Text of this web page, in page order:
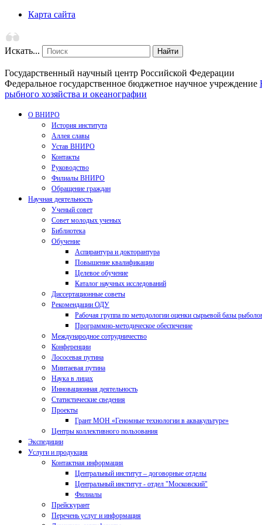
Карта сайта
Искать... Найти
Государственный научный центр Российской Федерации
Федеральное государственное бюджетное научное учреждение
рыбного хозяйства и океанографии
О ВНИРО
История института
Аллея славы
Устав ВНИРО
Контакты
Руководство
Филиалы ВНИРО
Обращение граждан
Научная деятельность
Ученый совет
Совет молодых ученых
Библиотека
Обучение
Аспирантура и докторантура
Повышение квалификации
Целевое обучение
Каталог научных исследований
Диссертационные советы
Рекомендации ОДУ
Рабочая группа по методологии оценки сырьевой базы
Программно-методическое обеспечение
Международное сотрудничество
Конференции
Лососевая путина
Минтаевая путина
Наука в лицах
Инновационная деятельность
Статистические сведения
Проекты
Грант МОН «Геномные технологии в аквакультуре»
Центры коллективного пользования
Экспедиции
Услуги и продукция
Контактная информация
Центральный институт – договорные отделы
Центральный институт - отдел "Московский"
Филиалы
Прейскурант
Перечень услуг и информация